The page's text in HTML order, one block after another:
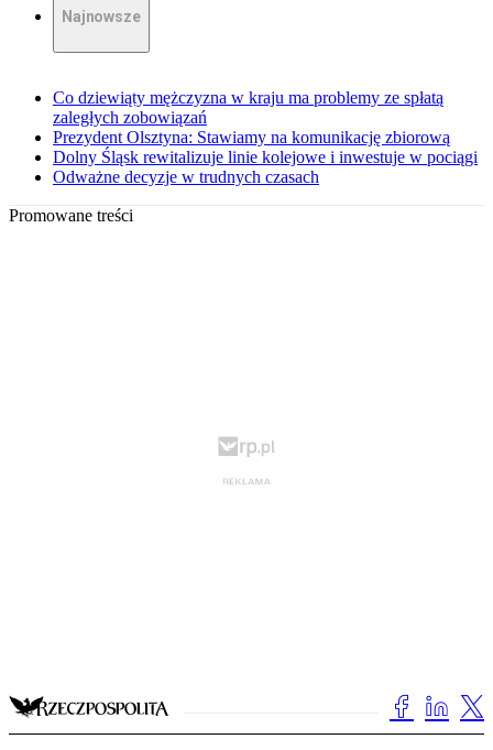
Najnowsze
Co dziewiąty mężczyzna w kraju ma problemy ze spłatą
zaległych zobowiązań
Prezydent Olsztyna: Stawiamy na komunikację zbiorową
Dolny Śląsk rewitalizuje linie kolejowe i inwestuje w pociągi
Odważne decyzje w trudnych czasach
Promowane treści